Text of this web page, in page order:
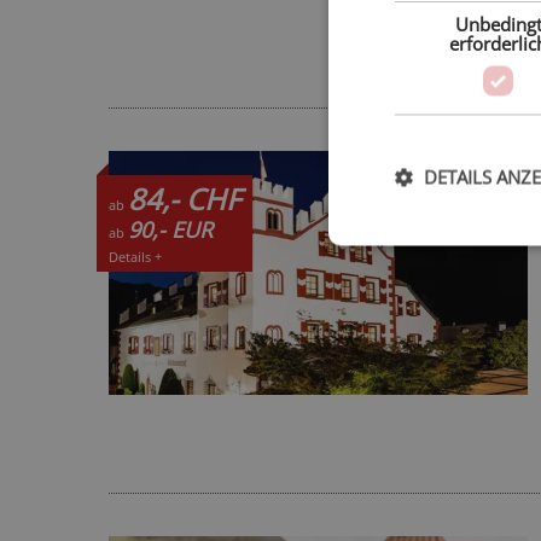
ab 84,- CHF
ab 90,- EUR
Details +
TOPHOTEL
Unbedingt
DETAILS